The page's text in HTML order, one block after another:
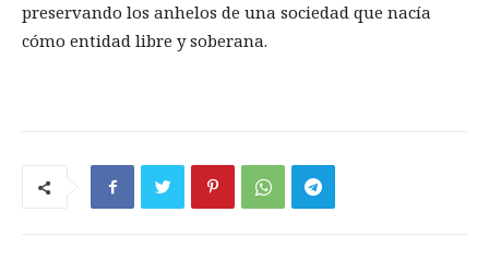
preservando los anhelos de una sociedad que nacía
cómo entidad libre y soberana.